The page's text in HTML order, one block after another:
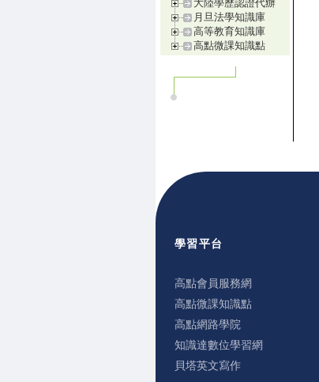
大陸學歷認證代辦
月旦法學知識庫
高等教育知識庫
高點微課知識點
學習平台
高點會員服務網
高點微課知識點
高點網路學院
知識達數位學習網
貝塔英文寫作